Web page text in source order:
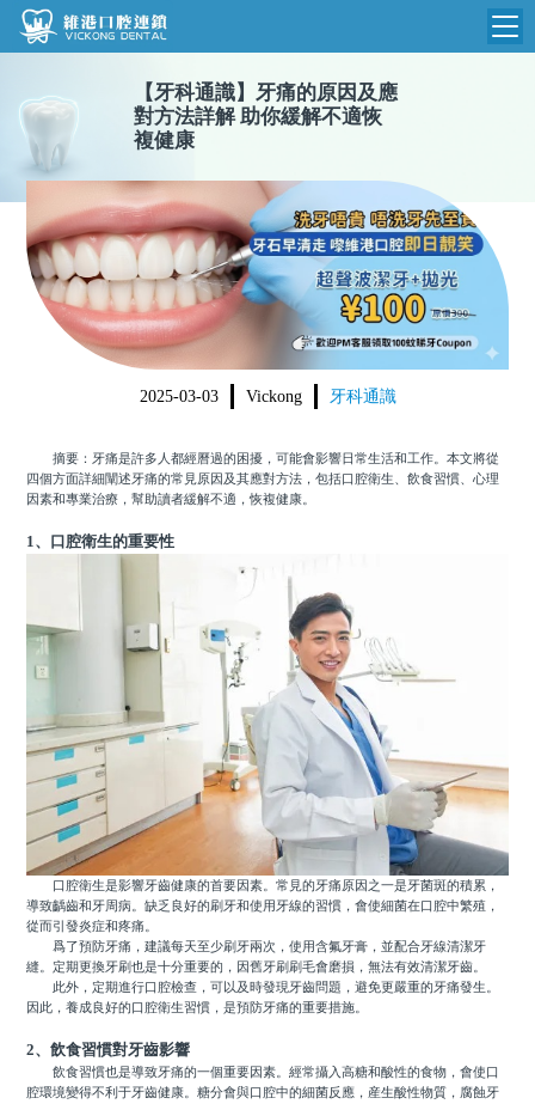
維港首頁
品牌介紹
環境設備
醫院新聞
收費標準
N
收費總表
植牙收費
根管收費
美學收費
箍牙收費
醫生團隊
門診時間
【 牙科通識】
牙痛的原因及應
對方法詳解 助你緩解不適恢
複健康
2025-03-03 Vickong 牙科通識
摘要：牙痛是許多人都經曆過的困擾，可能會影響日常生活和工作。本文將從
四個方面詳細闡述牙痛的常見原因及其應對方法，包括口腔衛生、飲食習慣、心理
因素和專業治療，幫助讀者緩解不適，恢複健康。
1、口腔衛生的重要性
口腔衛生是影響牙齒健康的首要因素。常見的牙痛原因之一是牙菌斑的積累，
導致齲齒和牙周病。缺乏良好的刷牙和使用牙線的習慣，會使細菌在口腔中繁殖，
從而引發炎症和疼痛。
爲了預防牙痛，建議每天至少刷牙兩次，使用含氟牙膏，並配合牙線清潔牙
縫。定期更換牙刷也是十分重要的，因舊牙刷刷毛會磨損，無法有效清潔牙齒。
此外，定期進行口腔檢查，可以及時發現牙齒問題，避免更嚴重的牙痛發生。
因此，養成良好的口腔衛生習慣，是預防牙痛的重要措施。
2、飲食習慣對牙齒影響
飲食習慣也是導致牙痛的一個重要因素。經常攝入高糖和酸性的食物，會使口
腔環境變得不利于牙齒健康。糖分會與口腔中的細菌反應，産生酸性物質，腐蝕牙